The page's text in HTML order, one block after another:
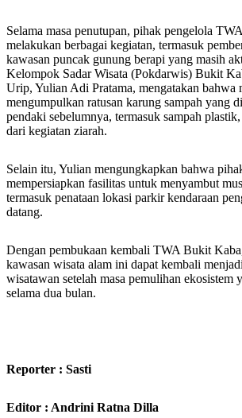
Selama masa penutupan, pihak pengelola
melakukan berbagai kegiatan, termasuk
kawasan puncak gunung berapi yang masih
Kelompok Sadar Wisata (Pokdarwis) Bukit
Urip, Yulian Adi Pratama, mengatakan bahwa
mengumpulkan ratusan karung sampah yang
pendaki sebelumnya, termasuk sampah
dari kegiatan ziarah.
Selain itu, Yulian mengungkapkan bahwa
mempersiapkan fasilitas untuk menyambut
termasuk penataan lokasi parkir kendaraan
datang.
Dengan pembukaan kembali TWA Bukit
kawasan wisata alam ini dapat kembali
wisatawan setelah masa pemulihan ekosistem
selama dua bulan.
Reporter : Sasti
Editor : Andrini Ratna Dilla